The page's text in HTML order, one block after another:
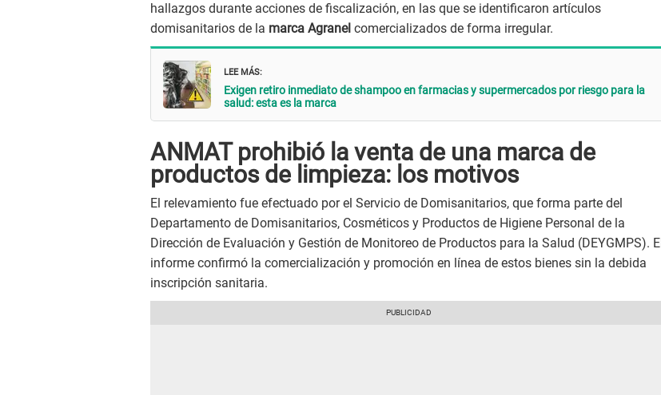
hallazgos durante acciones de fiscalización, en las que se identificaron artículos
domisanitarios de la marca Agranel comercializados de forma irregular.
LEE MÁS:
Exigen retiro inmediato de shampoo en farmacias y supermercados por riesgo para la
salud: esta es la marca
ANMAT prohibió la venta de una marca de
productos de limpieza: los motivos
El relevamiento fue efectuado por el Servicio de Domisanitarios, que forma parte del
Departamento de Domisanitarios, Cosméticos y Productos de Higiene Personal de la
Dirección de Evaluación y Gestión de Monitoreo de Productos para la Salud (DEYGMPS). El
informe confirmó la comercialización y promoción en línea de estos bienes sin la debida
inscripción sanitaria.